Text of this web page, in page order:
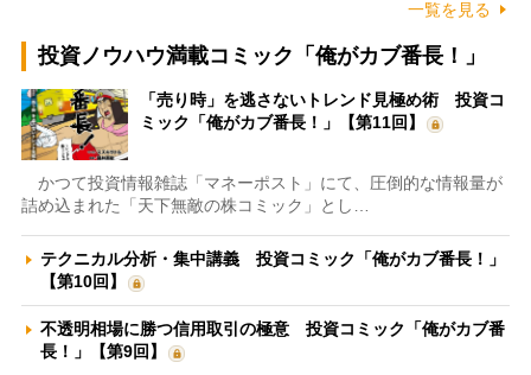
一覧を見る
投資ノウハウ満載コミック「俺がカブ番長！」
「売り時」を逃さないトレンド見極め術 投資コ
ミック「俺がカブ番長！」【第11回】
かつて投資情報雑誌「マネーポスト」にて、圧倒的な情報量が
詰め込まれた「天下無敵の株コミック」とし…
テクニカル分析・集中講義 投資コミック「俺がカブ番長！」
【第10回】
不透明相場に勝つ信用取引の極意 投資コミック「俺がカブ番
長！」【第9回】